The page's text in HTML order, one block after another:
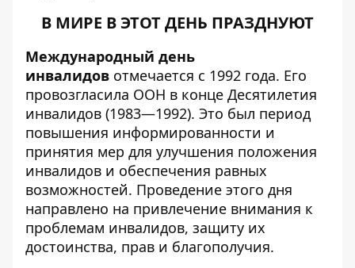
В МИРЕ В ЭТОТ ДЕНЬ ПРАЗДНУЮТ
Международный день
инвалидов отмечается с 1992 года. Его
провозгласила ООН в конце Десятилетия
инвалидов (1983—1992). Это был период
повышения информированности и
принятия мер для улучшения положения
инвалидов и обеспечения равных
возможностей. Проведение этого дня
направлено на привлечение внимания к
проблемам инвалидов, защиту их
достоинства, прав и благополучия.